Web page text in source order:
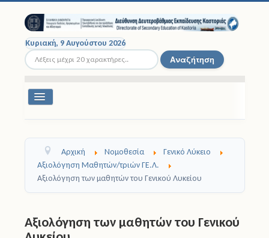
Κυριακή, 9 Αυγούστου 2026
Αναζήτηση... Αναζήτηση
Εναλλαγή
Σχολικές Μονάδες
Αρχική Νομοθεσία
Γενικό Λύκειο
Αξιολόγηση Μαθητών/τριών ΓΕ.Λ.
Αξιολόγηση των μαθητών του Γενικού Λυκείου
Αξιολόγηση των μαθητών του Γενικού